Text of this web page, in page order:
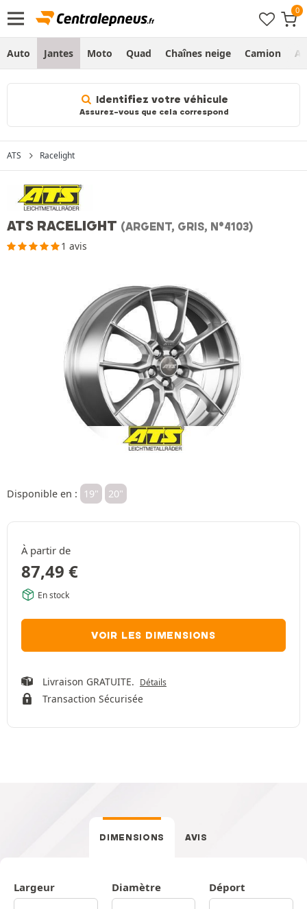
Auto Jantes Moto Quad Chaînes neige Camion
Identifiez votre véhicule
Assurez-vous que cela correspond
ATS Racelight
ATS RACELIGHT (ARGENT, GRIS, N°4103)
1 avis
Disponible en : 19" 20"
À partir de
87,49 €
En stock
VOIR LES DIMENSIONS
Livraison GRATUITE. Détails
Transaction Sécurisée
DIMENSIONS AVIS
Largeur Diamètre Déport